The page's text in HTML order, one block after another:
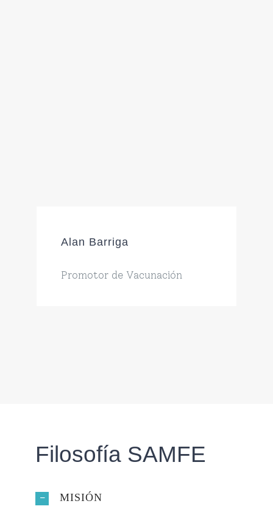
Alan Barriga
Promotor de Vacunación
Filosofía SAMFE
MISIÓN